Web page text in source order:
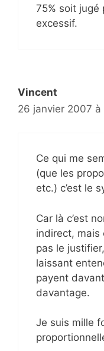
75% soit jugé
excessif.
Vincent
26 janvier 2007 à
Ce qui me
(que les
etc.) c’est le
Car là c’est
indirect, mais
pas le
laissant
payent
davantage.
Je suis mille